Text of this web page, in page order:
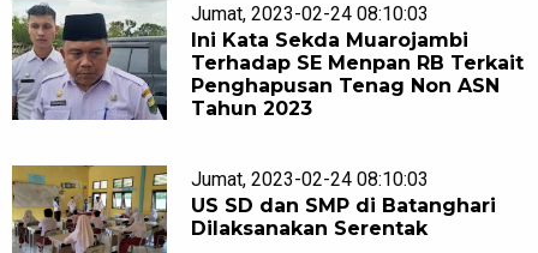
Jumat, 2023-02-24 08:10:03
Ini Kata Sekda Muarojambi
Terhadap SE Menpan RB Terkait
Penghapusan Tenag Non ASN
Tahun 2023
Jumat, 2023-02-24 08:10:03
US SD dan SMP di Batanghari
Dilaksanakan Serentak